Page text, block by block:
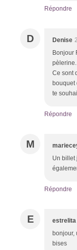
Répondre
D Denise
Bonjour
Ce sont
bouquet
te
Répondre
M
Un billet
Répondre
E estrelita
bonjour,
bises